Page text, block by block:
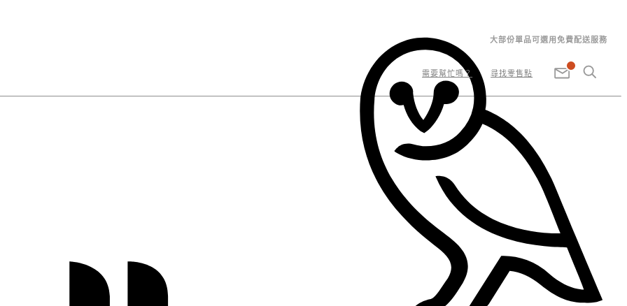
大部份單品可選用免費配送服務
需要幫忙嗎？ 尋找零售點